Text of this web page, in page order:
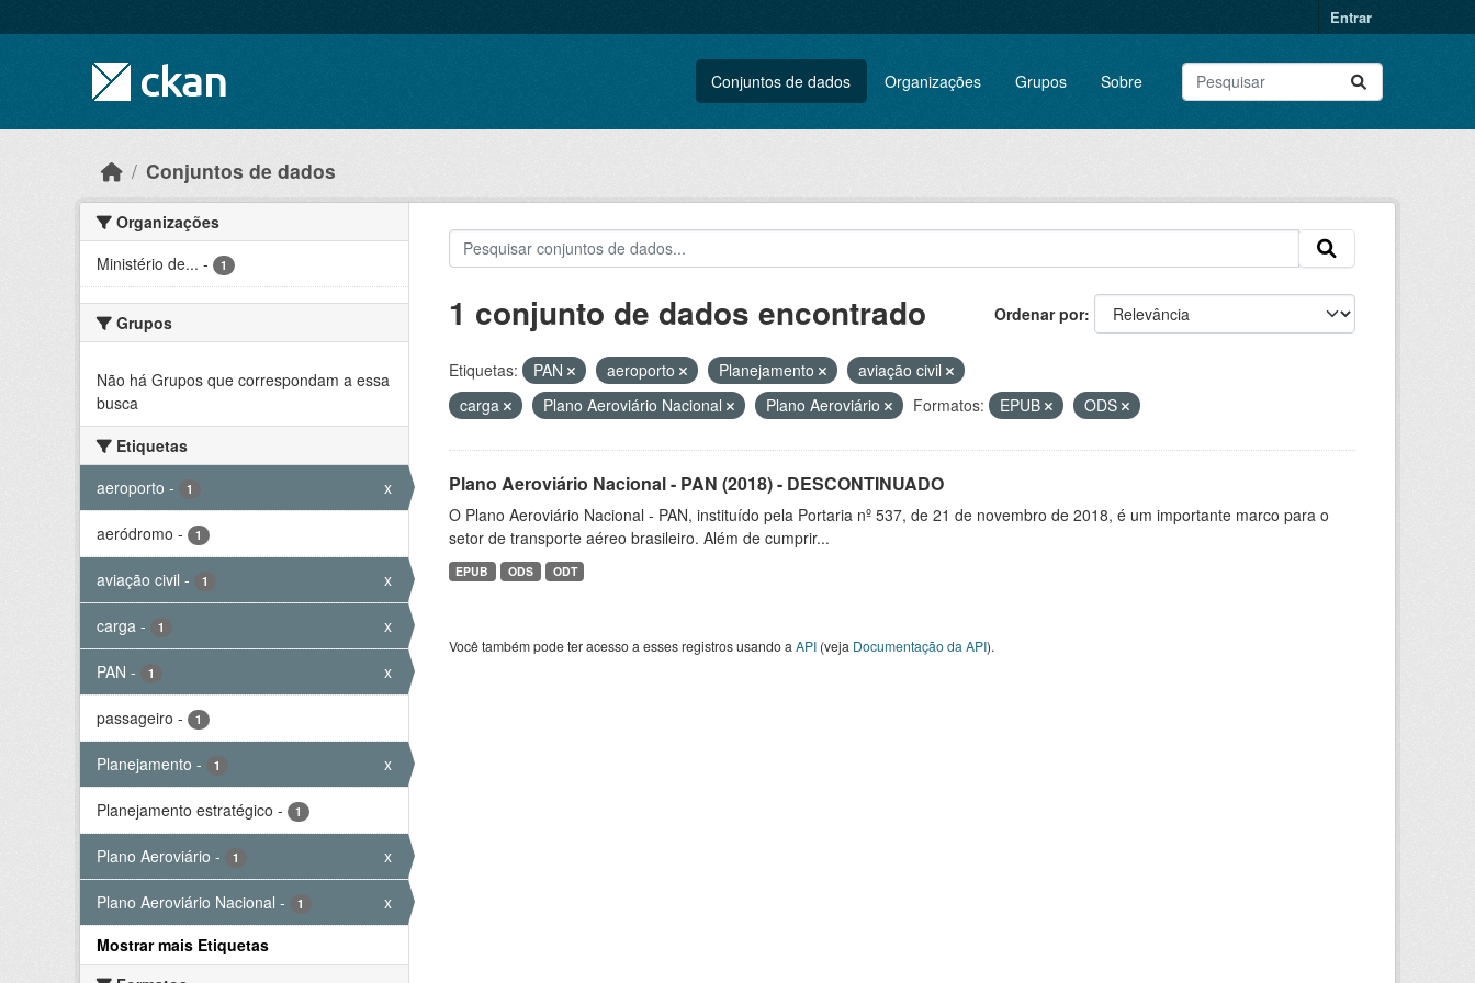
Entrar
Conjuntos de dados Organizações Grupos Sobre
Conjuntos de dados
Organizações
Ministério de... - 1
Grupos
Não há Grupos que correspondam a essa
busca
Etiquetas
aeroporto - 1 x
aeródromo - 1
aviação civil - 1 x
carga - 1 x
PAN - 1 x
passageiro - 1
Planejamento - 1 x
Planejamento estratégico - 1
Plano Aeroviário - 1 x
Plano Aeroviário Nacional - 1
x
Mostrar mais Etiquetas
Ordenar por
1 conjunto de dados encontrado
Etiquetas: PAN aeroporto Planejamento
aviação civil
carga
Plano Aeroviário Nacional Plano Aeroviário Formatos: EPUB ODS
Plano Aeroviário Nacional - PAN (2018) - DESCONTINUADO
O Plano Aeroviário Nacional - PAN, instituído pela Portaria nº 537, de 21 de novembro de 2018, é um importante marco para o
setor de transporte aéreo brasileiro. Além de cumprir...
EPUB ODS ODT
Você também pode ter acesso a esses registros usando a API(veja Documentação da API).